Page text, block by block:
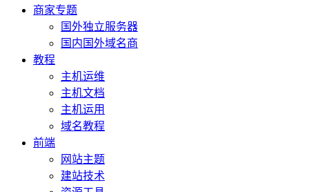
商家专题
国外独立服务器
国内国外域名商
教程
主机运维
主机文档
主机运用
域名教程
前端
网站主题
建站技术